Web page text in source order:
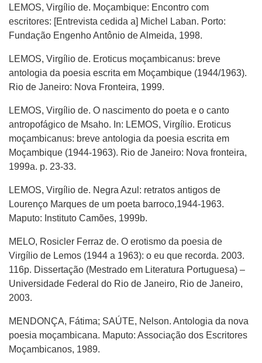
LEMOS, Virgílio de. Moçambique: Encontro com
escritores: [Entrevista cedida a] Michel Laban. Porto:
Fundação Engenho Antônio de Almeida, 1998.
LEMOS, Virgílio de. Eroticus moçambicanus: breve
antologia da poesia escrita em Moçambique (1944/1963).
Rio de Janeiro: Nova Fronteira, 1999.
LEMOS, Virgílio de. O nascimento do poeta e o canto
antropofágico de Msaho. In: LEMOS, Virgílio. Eroticus
moçambicanus: breve antologia da poesia escrita em
Moçambique (1944-1963). Rio de Janeiro: Nova fronteira,
1999a. p. 23-33.
LEMOS, Virgílio de. Negra Azul: retratos antigos de
Lourenço Marques de um poeta barroco,1944-1963.
Maputo: Instituto Camões, 1999b.
MELO, Rosicler Ferraz de. O erotismo da poesia de
Virgílio de Lemos (1944 a 1963): o eu que recorda. 2003.
116p. Dissertação (Mestrado em Literatura Portuguesa) –
Universidade Federal do Rio de Janeiro, Rio de Janeiro,
2003.
MENDONÇA, Fátima; SAÚTE, Nelson. Antologia da nova
poesia moçambicana. Maputo: Associação dos Escritores
Moçambicanos, 1989.